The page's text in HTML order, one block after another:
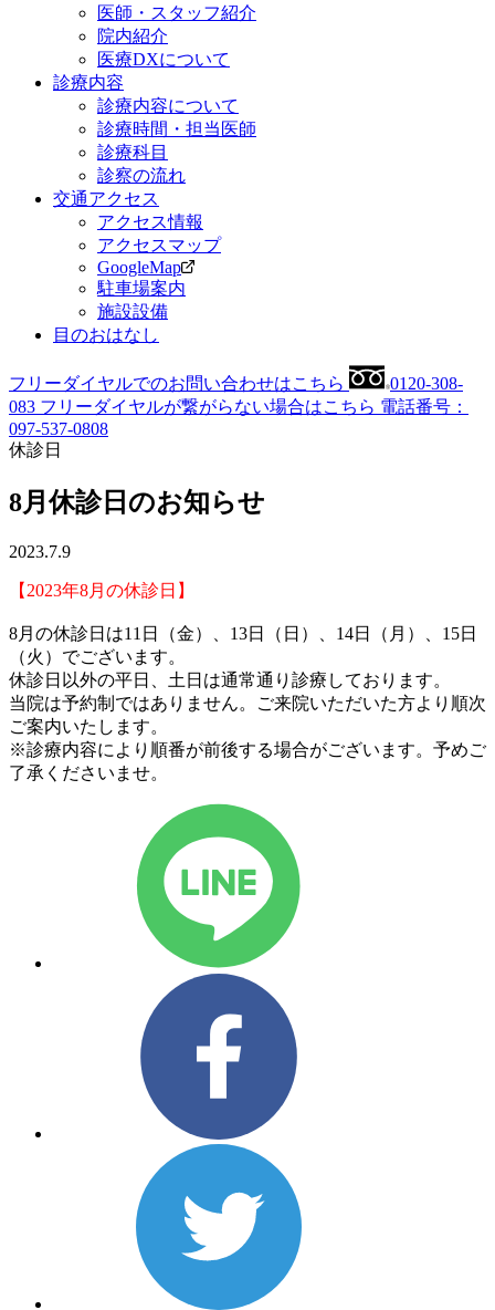
医師・スタッフ紹介
院内紹介
医療DXについて
診療内容
診療内容について
診療時間・担当医師
診療科目
診察の流れ
交通アクセス
アクセス情報
アクセスマップ
GoogleMap
駐車場案内
施設設備
目のおはなし
フリーダイヤルでのお問い合わせはこちら
0120-308-
083 フリーダイヤルが繋がらない場合はこちら 電話番号：
097-537-0808
休診日
8月休診日のお知らせ
2023.7.9
【2023年8月の休診日】
8月の休診日は11日（金）、13日（日）、14日（月）、15日
（火）でございます。
休診日以外の平日、土日は通常通り診療しております。
当院は予約制ではありません。ご来院いただいた方より順次
ご案内いたします。
※診療内容により順番が前後する場合がございます。予めご
了承くださいませ。